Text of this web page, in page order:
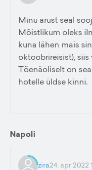
Minu arust seal
Mõistlikum oleks
kuna lähen mais
oktoobrireisist),
Tõenäoliselt on
hotelle üldse kinni.
Napoli
zira24. apr 2022